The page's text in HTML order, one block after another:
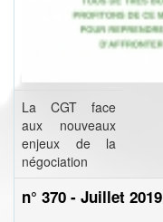
La CGT face
aux nouveaux
enjeux de la
négociation
n° 370 - Juillet 2019